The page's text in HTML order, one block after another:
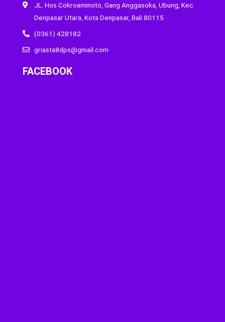
JL. Hos Cokroaminoto, Gang Anggasoka, Ubung, Kec.
Denpasar Utara, Kota Denpasar, Bali 80115
(0361) 428182
griasta8dps@gmail.com
FACEBOOK